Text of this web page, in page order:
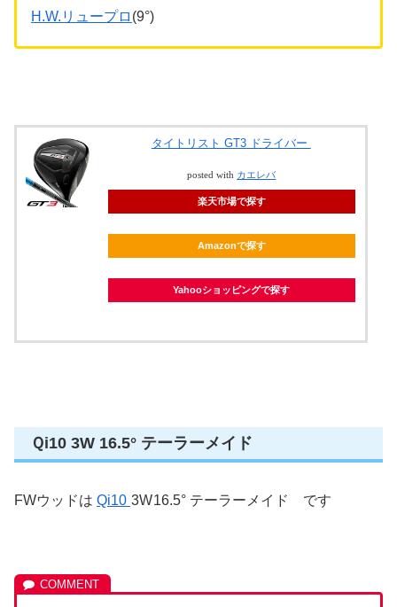
H.W.リュープロ (9°)
タイトリスト GT3 ドライバー
posted with カエレバ
楽天市場で探す
Amazonで探す
Yahooショッピングで探す
Ｑi10 3W 16.5° テーラーメイド
FWウッドは Qi10 3W16.5° テーラーメイド です